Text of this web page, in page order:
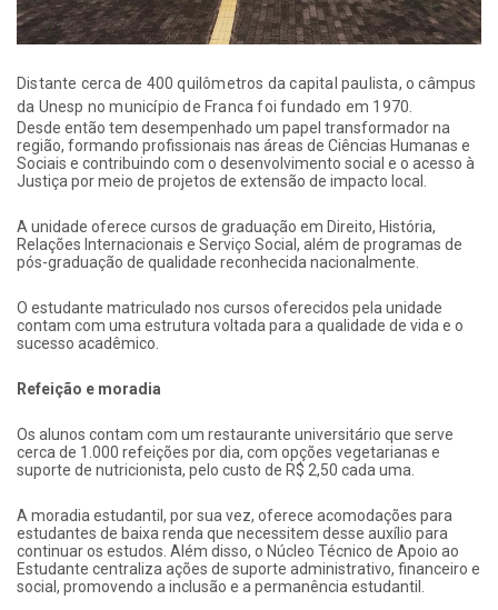
Distante cerca de 400 quilômetros da capital paulista, o câmpus
da Unesp no município de Franca foi fundado em 1970.
Desde então tem desempenhado um papel transformador na
região, formando profissionais nas áreas de Ciências Humanas e
Sociais e contribuindo com o desenvolvimento social e o acesso à
Justiça por meio de projetos de extensão de impacto local.
A unidade oferece cursos de graduação em Direito, História,
Relações Internacionais e Serviço Social, além de programas de
pós-graduação de qualidade reconhecida nacionalmente.
O estudante matriculado nos cursos oferecidos pela unidade
contam com uma estrutura voltada para a qualidade de vida e o
sucesso acadêmico.
Refeição e moradia
Os alunos contam com um restaurante universitário que serve
cerca de 1.000 refeições por dia, com opções vegetarianas e
suporte de nutricionista, pelo custo de R$ 2,50 cada uma.
A moradia estudantil, por sua vez, oferece acomodações para
estudantes de baixa renda que necessitem desse auxílio para
continuar os estudos. Além disso, o Núcleo Técnico de Apoio ao
Estudante centraliza ações de suporte administrativo, financeiro e
social, promovendo a inclusão e a permanência estudantil.